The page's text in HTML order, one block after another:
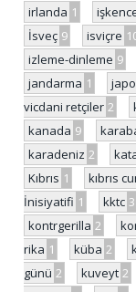
irlanda 1
İsveç 9 isviçre
izleme-dinleme 9
jandarma 1
vicdani retçiler 2
kanada 9
karadeniz 2
Kıbrıs 1 kıbrıs
İnisiyatifi 1 kktc 3
kontrgerilla 2
rika 1 küba 2
günü 2 kuveyt 2